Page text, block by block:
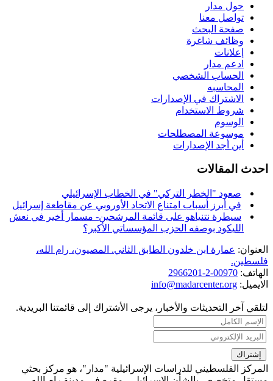
حول مدار
تواصل معنا
صفحة البحث
وظائف شاغرة
إعلانات
ادعم مدار
الحساب الشخصي
المحاسبه
الاشتراك في الإصدارات
شروط الاستخدام
الوسوم
موسوعة المصطلحات
أين أجد الإصدارات
احدث المقالات
صعود "الخطر التركي" في الخطاب الإسرائيلي
في أبرز أسباب امتناع الاتحاد الأوروبي عن مقاطعة إسرائيل
سيطرة نتنياهو على قائمة المرشحين- مسمار أخير في نعش
الليكود بوصفه الحزب المؤسساتي الأكبر؟
العنوان: عمارة ابن خلدون الطابق الثاني. المصيون، رام الله،
فلسطين.
الهاتف: 00970-2-2966201
الايميل: info@madarcenter.org
لتلقي آخر التحديثات والأخبار، يرجى الأشتراك إلى قائمتنا البريدية.
المركز الفلسطيني للدراسات الإسرائيلية "مدار"، هو مركز بحثي